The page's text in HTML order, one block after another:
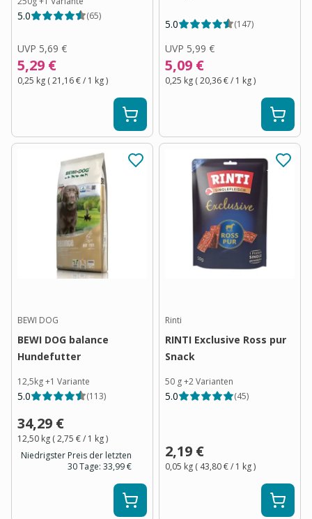
5.0 (65)
UVP 5,69 €
5,29 €
0,25 kg (21,16 €/ 1 kg)
5.0 (147)
UVP 5,99 €
5,09 €
0,25 kg (20,36 €/ 1 kg)
BEWI DOG
BEWI DOG balance
Hundefutter
12,5kg+1 Variante
5.0 (113)
34,29 €
12,50 kg (2,75 €/ 1 kg)
Niedrigster Preis der letzten
30 Tage: 33,99 €
Rinti
RINTI Exclusive Ross pur
Snack
50 g+2Varianten
5.0 (45)
2,19 €
0,05 kg ( 43,80 €/ 1 kg)